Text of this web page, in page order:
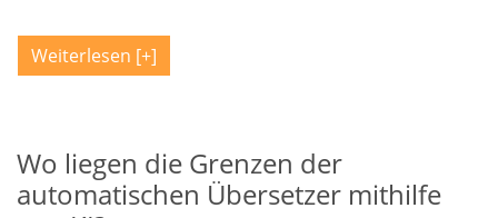
Weiterlesen
Wo liegen die Grenzen der
automatischen Übersetzer mithilfe